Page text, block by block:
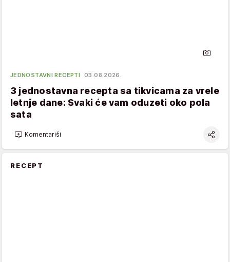
JEDNOSTAVNI RECEPTI 03.08.2026.
3 jednostavna recepta sa tikvicama za vrele
letnje dane: Svaki će vam oduzeti oko pola
sata
Komentariši
RECEPT